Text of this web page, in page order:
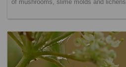
of mushrooms, slime molds and lichens